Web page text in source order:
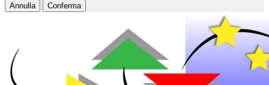
Annulla Conferma